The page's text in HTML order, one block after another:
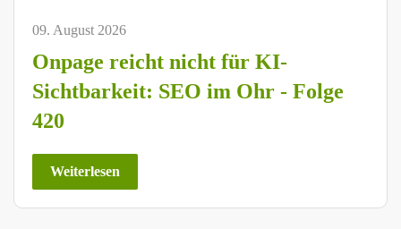
09. August 2026
Onpage reicht nicht für KI-
Sichtbarkeit: SEO im Ohr - Folge
420
Weiterlesen